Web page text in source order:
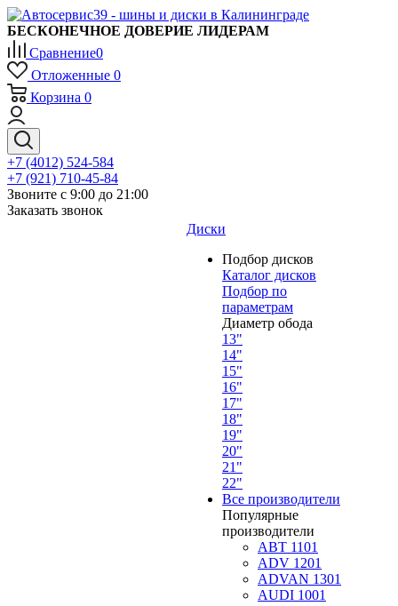
БЕСКОНЕЧНОЕ ДОВЕРИЕ ЛИДЕРАМ
Сравнение0
Отложенные 0
Корзина 0
+7 (4012) 524-584
+7 (921) 710-45-84
Звоните с 9:00 до 21:00
Заказать звонок
Диски
Подбор дисков
Каталог дисков
Подбор по
параметрам
Диаметр обода
13"
14"
15"
16"
17"
18"
19"
20"
21"
22"
Все производители
Популярные
производители
ABT 1101
ADV 1201
ADVAN 1301
AUDI 1001